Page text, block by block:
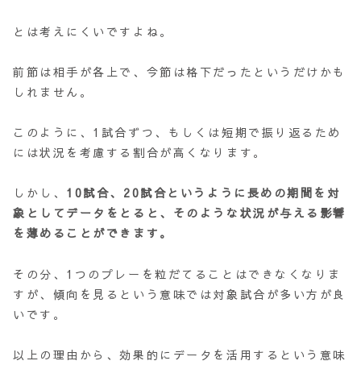
とは考えにくいですよね。
前節は相手が各上で、今節は格下だったというだけかも
しれません。
このように、1試合ずつ、もしくは短期で振り返るため
には状況を考慮する割合が高くなります。
しかし、 10試合、20試合というように長めの期間を対
象としてデータをとると、そのような状況が与える影響
を薄めることができます。
その分、1つのプレーを粒だてることはできなくなりま
すが、傾向を見るという意味では対象試合が多い方が良
いです。
以上の理由から、効果的にデータを活用するという意味